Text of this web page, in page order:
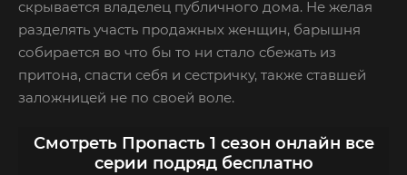
скрывается владелец публичного дома. Не желая
разделять участь продажных женщин, барышня
собирается во что бы то ни стало сбежать из
притона, спасти себя и сестричку, также ставшей
заложницей не по своей воле.
Смотреть Пропасть 1 сезон онлайн все
серии подряд бесплатно